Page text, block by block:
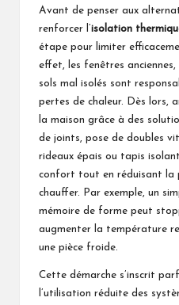
Avant de penser aux
renforcer l’ isolation
étape pour limiter
effet, les fenêtres
sols mal isolés sont
pertes de chaleur. Dès lors,
la maison grâce à des
de joints, pose de doubles
rideaux épais ou tapis
confort tout en réduisant la
chauffer. Par exemple, un
mémoire de forme peut
augmenter la température
une pièce froide.
Cette démarche s’inscrit
l’utilisation réduite des